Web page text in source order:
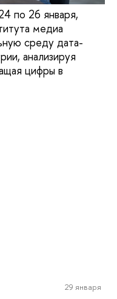
по 26 января,
медиа
среду дата-
анализируя
цифры в
29 января